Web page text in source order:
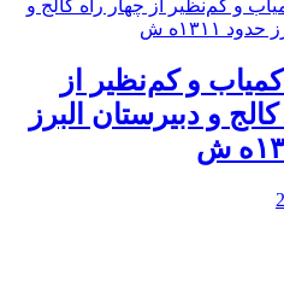
و کم‌نظیر از
و دبيرستان البرز